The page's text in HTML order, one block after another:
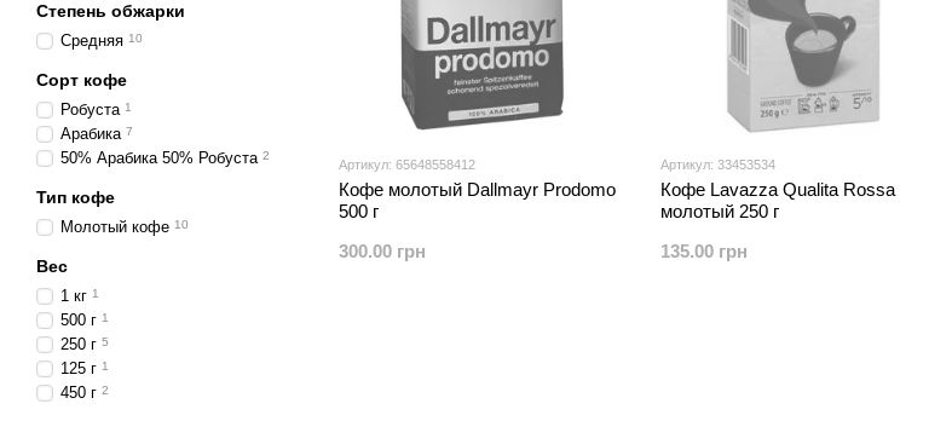
Артикул: 65648558412
Кофе молотый Dallmayr Prodomo
500 г
300.00 грн
Артикул: 33453534
Кофе Lavazza Qualita Rossa
молотый 250 г
135.00 грн
Степень обжарки
Средняя 10
Сорт кофе
Робуста 1
Арабика 7
50% Арабика 50% Робуста 2
Тип кофе
Молотый кофе 10
Вес
1 кг 1
500 г 1
250 г 5
125 г 1
450 г 2